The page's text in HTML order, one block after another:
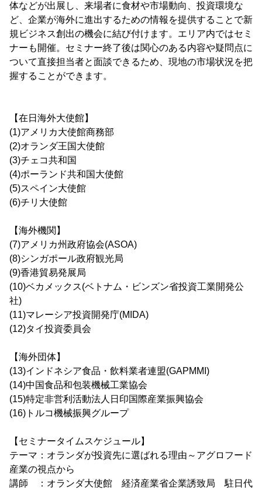
体などが出展し、来場者に食材や市場動向、投資環境な
ど、企業が海外に進出するための情報を提供することで新
規ビジネス創出の機会に結び付けます。エリア内ではセミ
ナーも開催。セミナー終了後は関心のある内容や疑問点に
ついて直接担当者と面談できるため、現地の市場状況を把
握することができます。
【在日海外大使館】
(1)アメリカ大使館商務部
(2)オランダ王国大使館
(3)チェコ共和国
(4)ポーランド共和国大使館
(5)スペイン大使館
(6)チリ大使館
【海外機関】
(7)アメリカ州政府協会(ASOA)
(8)シンガポール政府観光局
(9)香港貿易発展局
(10)ベカメックス(ベトナム・ビンズン省投資工業開発公
社)
(11)マレーシア投資開発庁(MIDA)
(12)タイ投資委員会
【海外団体】
(13)インドネシア食品・飲料業者連盟(GAPMMI)
(14)中国食品和包装機械工業協会
(15)特定非営利活動法人日印国際産業振興協会
(16)トルコ機械振興グループ
【セミナータイムスケジュール】
テーマ：オランダが投資先に選ばれる理由～アグロフード
産業の視点から
講師 ：オランダ大使館 経済産業省企業誘致局 駐日代